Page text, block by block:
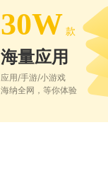
30W 款
海量应用
应用/手游/小游戏
海纳全网，等你体验